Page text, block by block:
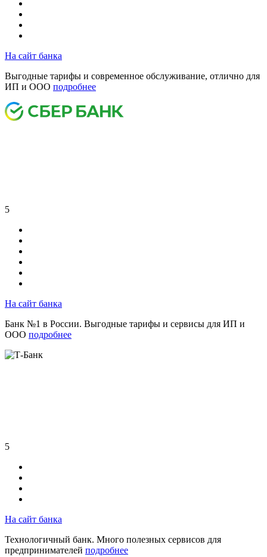
На сайт банка
Выгодные тарифы и современное обслуживание, отлично для
ИП и ООО подробнее
5
На сайт банка
Банк №1 в России. Выгодные тарифы и сервисы для ИП и
ООО подробнее
5
На сайт банка
Технологичный банк. Много полезных сервисов для
предпринимателей подробнее